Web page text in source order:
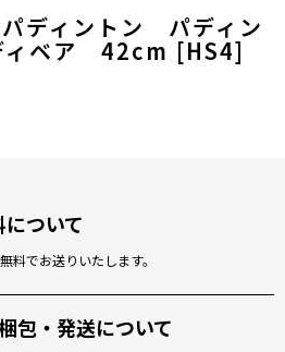
ディントン パディン
ィベア 42cm [HS4]
ついて
料でお送りいたします。
包・発送について